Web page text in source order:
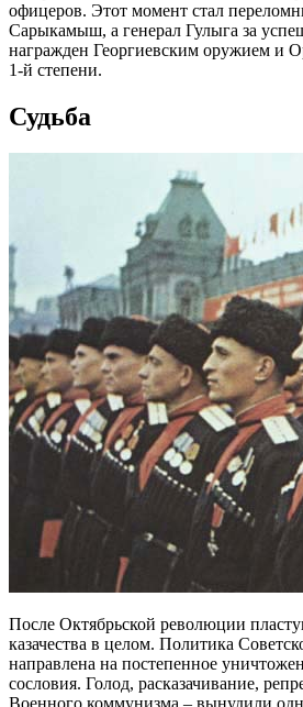
офицеров. Этот момент стал
Сарыкамыш, а генерал Гулыга за
награжден Георгиевским оружием и
1-й степени.
Судьба
После Октябрьской революции
казачества в целом. Политика
направлена на постепенное
сословия. Голод, расказачивание,